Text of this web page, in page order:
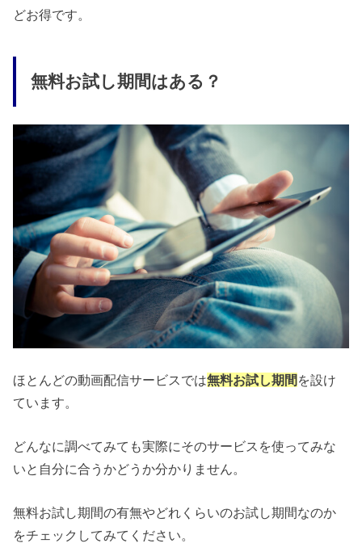
どお得です。
無料お試し期間はある？
ほとんどの動画配信サービスでは無料お試し期間 を設け
ています。
どんなに調べてみても実際にそのサービスを使ってみな
いと自分に合うかどうか分かりません。
無料お試し期間の有無やどれくらいのお試し期間なのか
をチェックしてみてください。